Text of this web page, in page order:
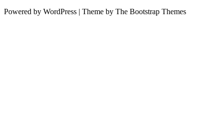
Powered by WordPress | Theme by The Bootstrap Themes